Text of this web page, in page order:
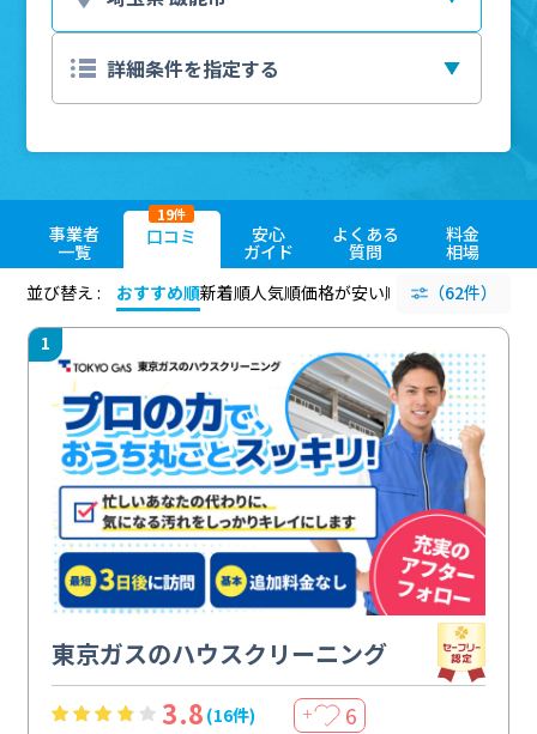
事業者
一覧
口コミ
19件
安心
ガイド
よくある
質問
料金
相場
並び替え :
おすすめ順新着順人気順価格が安い順 評価が高い順
（62件）
1
東京ガスのハウスクリーニング
3.8 (16件) ＋ 6